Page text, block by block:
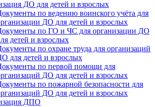
ДО для детей и взрослых
по ведению воинского учёта для
ДО для детей и взрослых
по ГО и ЧС для организации ДО
детей и взрослых
по охране труда для организаций
для детей и взрослых
по первой помощи для
ДО для детей и взрослых
по пожарной безопасности для
ДО для детей и взрослых
ДПО